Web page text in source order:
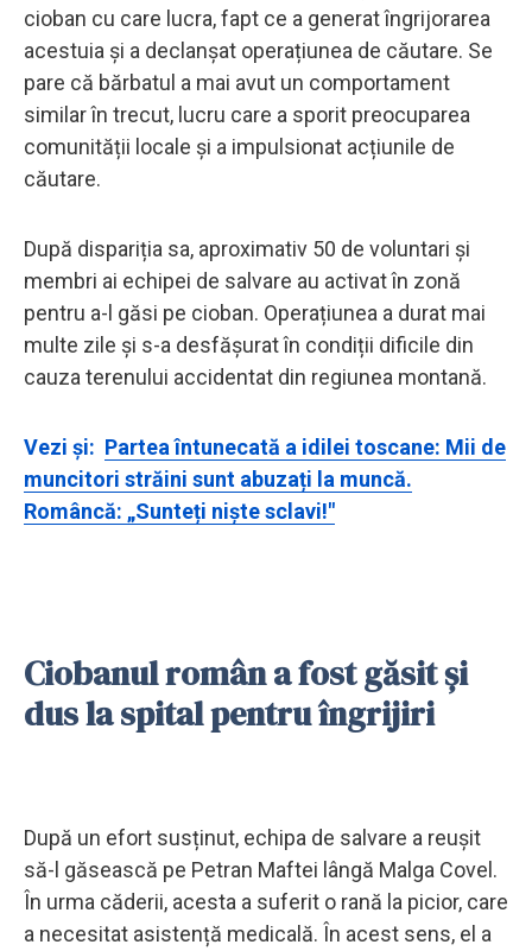
cioban cu care lucra, fapt ce a generat îngrijorarea
acestuia și a declanșat operațiunea de căutare. Se
pare că bărbatul a mai avut un comportament
similar în trecut, lucru care a sporit preocuparea
comunității locale și a impulsionat acțiunile de
căutare.
După dispariția sa, aproximativ 50 de voluntari și
membri ai echipei de salvare au activat în zonă
pentru a-l găsi pe cioban. Operațiunea a durat mai
multe zile și s-a desfășurat în condiții dificile din
cauza terenului accidentat din regiunea montană.
Vezi și: Partea întunecată a idilei toscane: Mii de
muncitori străini sunt abuzați la muncă.
Româncă: „Sunteți niște sclavi!"
Ciobanul român a fost găsit și
dus la spital pentru îngrijiri
După un efort susținut, echipa de salvare a reușit
să-l găsească pe Petran Maftei lângă Malga Covel.
În urma căderii, acesta a suferit o rană la picior, care
a necesitat asistență medicală. În acest sens, el a